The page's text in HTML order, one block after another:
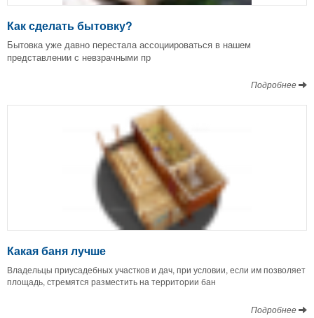
Как сделать бытовку?
Бытовка уже давно перестала ассоциироваться в нашем
представлении с невзрачными пр
Подробнее
Какая баня лучше
Владельцы приусадебных участков и дач, при условии, если им позволяет
площадь, стремятся разместить на территории бан
Подробнее